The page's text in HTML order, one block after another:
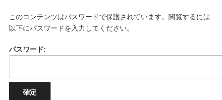
このコンテンツはパスワードで保護されています。閲覧するには
以下にパスワードを入力してください。
パスワード: